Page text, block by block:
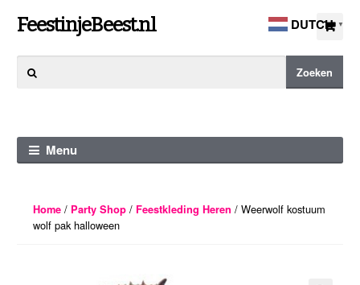
Ga
naar
navigatie
Ga
naar
de
FeestinjeBeest.nl
naar:
Zoeken
Menu
Home/ Party Shop/ Feestkleding Heren / Weerwolf kostuum
wolf pak halloween
DUTCH ▼